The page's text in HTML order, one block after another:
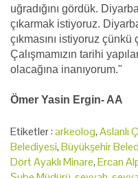
uğradığını gördük.
çıkarmak istiyoruz.
çıkmasını istiyoruz
Çalışmamızın tarihi
olacağına inanıyorum."
Ömer Yasin Ergin- AA
Etiketler :arkeolog,Aslanlı
Belediyesi,Büyükşehir
Dört Ayaklı Minare,Ercan